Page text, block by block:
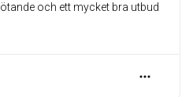
och ett mycket bra utbud